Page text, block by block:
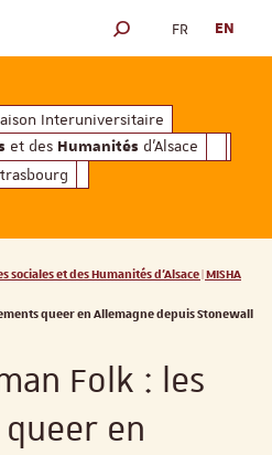
Interuniversitaire des
Interuniversitaire
et des Humanités d'Alsace
SEARCH ENGINE
FR EN
et des Humanités d'Alsace | MISHA
queer en Allemagne depuis Stonewall
Folk : les
en